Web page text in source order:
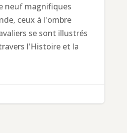
neuf magnifiques
ceux à l'ombre
se sont illustrés
l'Histoire et la